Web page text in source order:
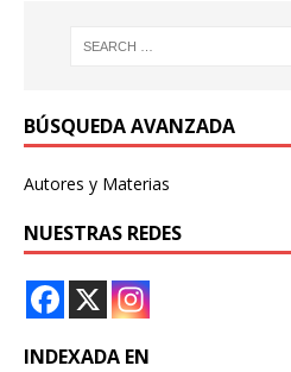
BÚSQUEDA AVANZADA
Autores y Materias
NUESTRAS REDES
INDEXADA EN